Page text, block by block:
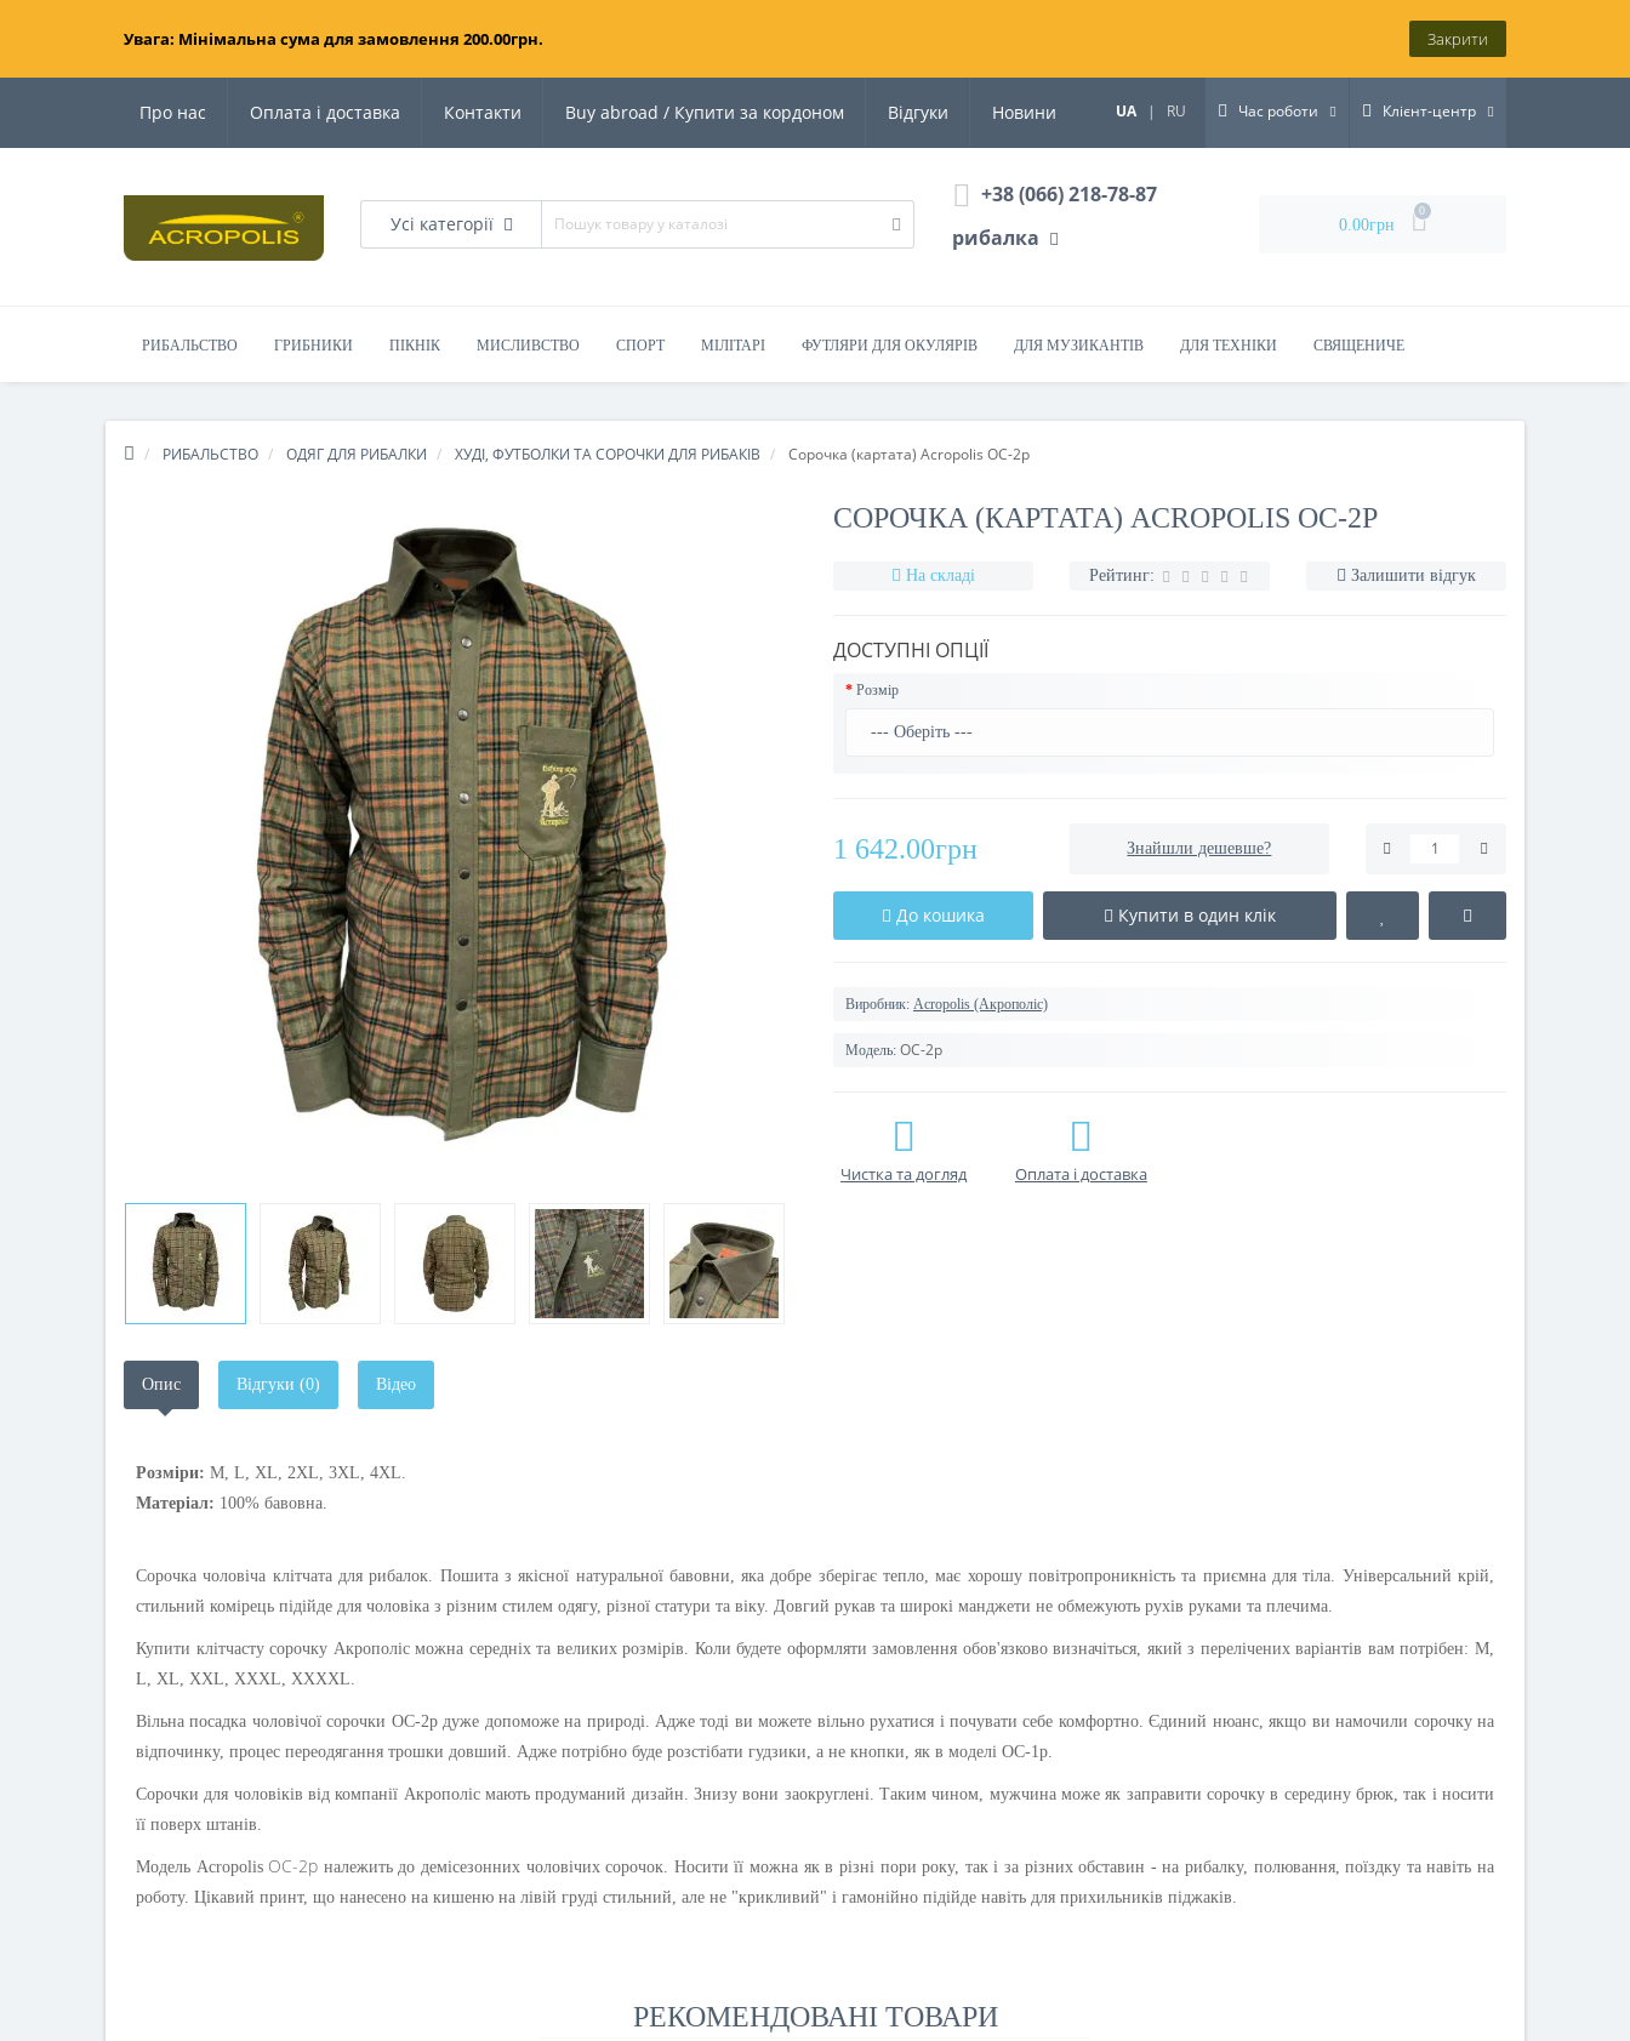
Увага: Мінімальна сума для замовлення 200.00грн. Закрити
Про нас Оплата і доставка Контакти Buy abroad / Купити за кордоном Відгуки Новини UA | RU Час роботи Клієнт-центр
Усі категорії
+38 (066) 218-78-87
рибалка
0.00грн
0
РИБАЛЬСТВО ГРИБНИКИ ПІКНІК МИСЛИВСТВО СПОРТ МІЛІТАРІ ФУТЛЯРИ ДЛЯ ОКУЛЯРІВ ДЛЯ МУЗИКАНТІВ ДЛЯ ТЕХНІКИ СВЯЩЕНИЧЕ
РИБАЛЬСТВО ОДЯГ ДЛЯ РИБАЛКИ ХУДІ, ФУТБОЛКИ ТА СОРОЧКИ ДЛЯ РИБАКІВ Сорочка (картата) Acropolis ОС-2р
СОРОЧКА (КАРТАТА) ACROPOLIS ОС-2Р
На складі Рейтинг: Залишити відгук
ДОСТУПНІ ОПЦІЇ
Розмір
1 642.00грн Знайшли дешевше?
До кошика Купити в один клік
Виробник: Acropolis (Акрополіс)
Модель: ОС-2р
Чистка та догляд Оплата і доставка
Опис Відгуки (0) Відео
Розміри: М, L, XL, 2XL, 3XL, 4XL.
Матеріал: 100% бавовна.
Сорочка чоловіча клітчата для рибалок. Пошита з якісної натуральної бавовни, яка добре зберігає тепло, має хорошу повітропроникність та приємна для тіла. Універсальний крій,
стильний комірець підійде для чоловіка з різним стилем одягу, різної статури та віку. Довгий рукав та широкі манджети не обмежують рухів руками та плечима.
Купити клітчасту сорочку Акрополіс можна середніх та великих розмірів. Коли будете оформляти замовлення обов'язково визначіться, який з перелічених варіантів вам потрібен: М,
L, XL, XXL, XXXL, XXXXL.
Вільна посадка чоловічої сорочки ОС-2р дуже допоможе на природі. Адже тоді ви можете вільно рухатися і почувати себе комфортно. Єдиний нюанс, якщо ви намочили сорочку на
відпочинку, процес переодягання трошки довший. Адже потрібно буде розстібати гудзики, а не кнопки, як в моделі ОС-1р.
Сорочки для чоловіків від компанії Акрополіс мають продуманий дизайн. Знизу вони заокруглені. Таким чином, мужчина може як заправити сорочку в середину брюк, так і носити
її поверх штанів.
Модель Acropolis ОС-2р належить до демісезонних чоловічих сорочок. Носити її можна як в різні пори року, так і за різних обставин - на рибалку, полювання, поїздку та навіть на
роботу. Цікавий принт, що нанесено на кишеню на лівій груді стильний, але не "крикливий" і гамонійно підійде навіть для прихильників піджаків.
РЕКОМЕНДОВАНІ ТОВАРИ